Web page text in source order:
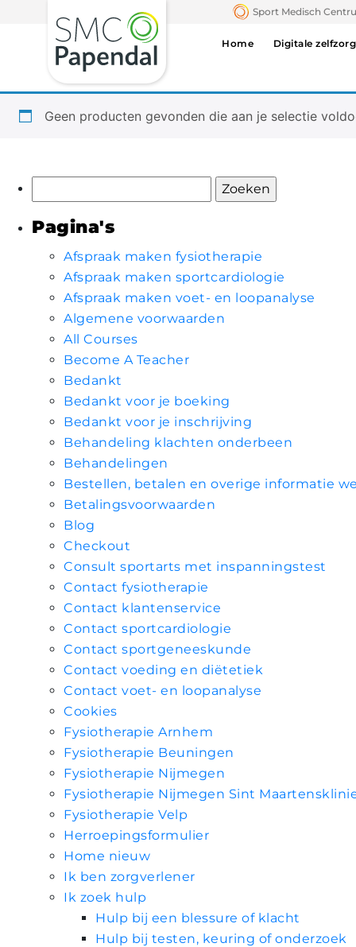
Sport Medisch
Home Digitale zelfzorg
LP SUPPORT
Geen producten gevonden die aan je selectie
naar:
Pagina's
Afspraak maken fysiotherapie
Afspraak maken sportcardiologie
Afspraak maken voet- en loopanalyse
Algemene voorwaarden
All Courses
Become A Teacher
Bedankt
Bedankt voor je boeking
Bedankt voor je inschrijving
Behandeling klachten onderbeen
Behandelingen
Bestellen, betalen en overige informatie
Betalingsvoorwaarden
Blog
Checkout
Consult sportarts met inspanningstest
Contact fysiotherapie
Contact klantenservice
Contact sportcardiologie
Contact sportgeneeskunde
Contact voeding en diëtetiek
Contact voet- en loopanalyse
Cookies
Fysiotherapie Arnhem
Fysiotherapie Beuningen
Fysiotherapie Nijmegen
Fysiotherapie Nijmegen Sint
Fysiotherapie Velp
Herroepingsformulier
Home nieuw
Ik ben zorgverlener
Ik zoek hulp
Hulp bij een blessure of klacht
Hulp bij testen, keuring of onderzoek